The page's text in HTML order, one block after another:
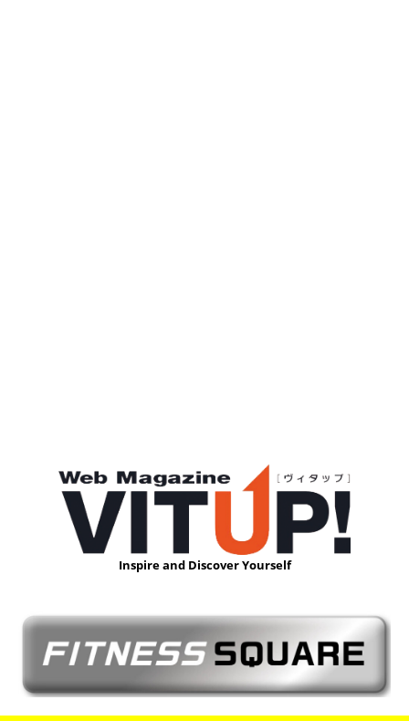
Inspire and Discover Yourself